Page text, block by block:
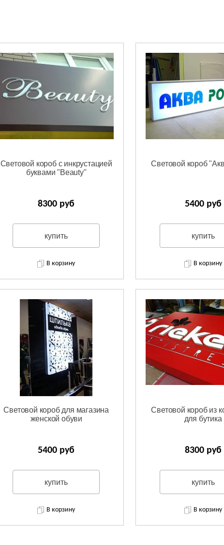
Световой короб с инкрустацией
буквами "Beauty"
8300 руб
купить
В корзину
Световой короб
5400 руб
купить
В корзину
Световой короб для магазина
женской обуви
5400 руб
купить
В корзину
Световой короб из
для бутика
8300 руб
купить
В корзину